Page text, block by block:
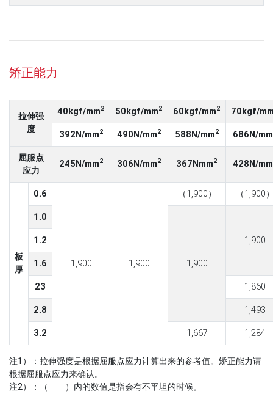
矫正能力
拉伸强
度
40kgf/mm2 50kgf/mm2 60kgf/mm2 70kgf/
392N/mm2 490N/mm2 588N/mm2 686N/mm
屈服点
应力
245N/mm2 306N/mm2 367Nmm2 428N/mm
板
厚
0.6
1,900 1,900
（1,900） （1,900
1.0
1,900
1,900
1.2
1.6
23 1,860
2.8 1,493
3.2 1,667 1,284
注1）：拉伸强度是根据屈服点应力计算出来的参考值。矫正能力请
根据屈服点应力来确认。
注2）：（ ）内的数值是指会有不平坦的时候。